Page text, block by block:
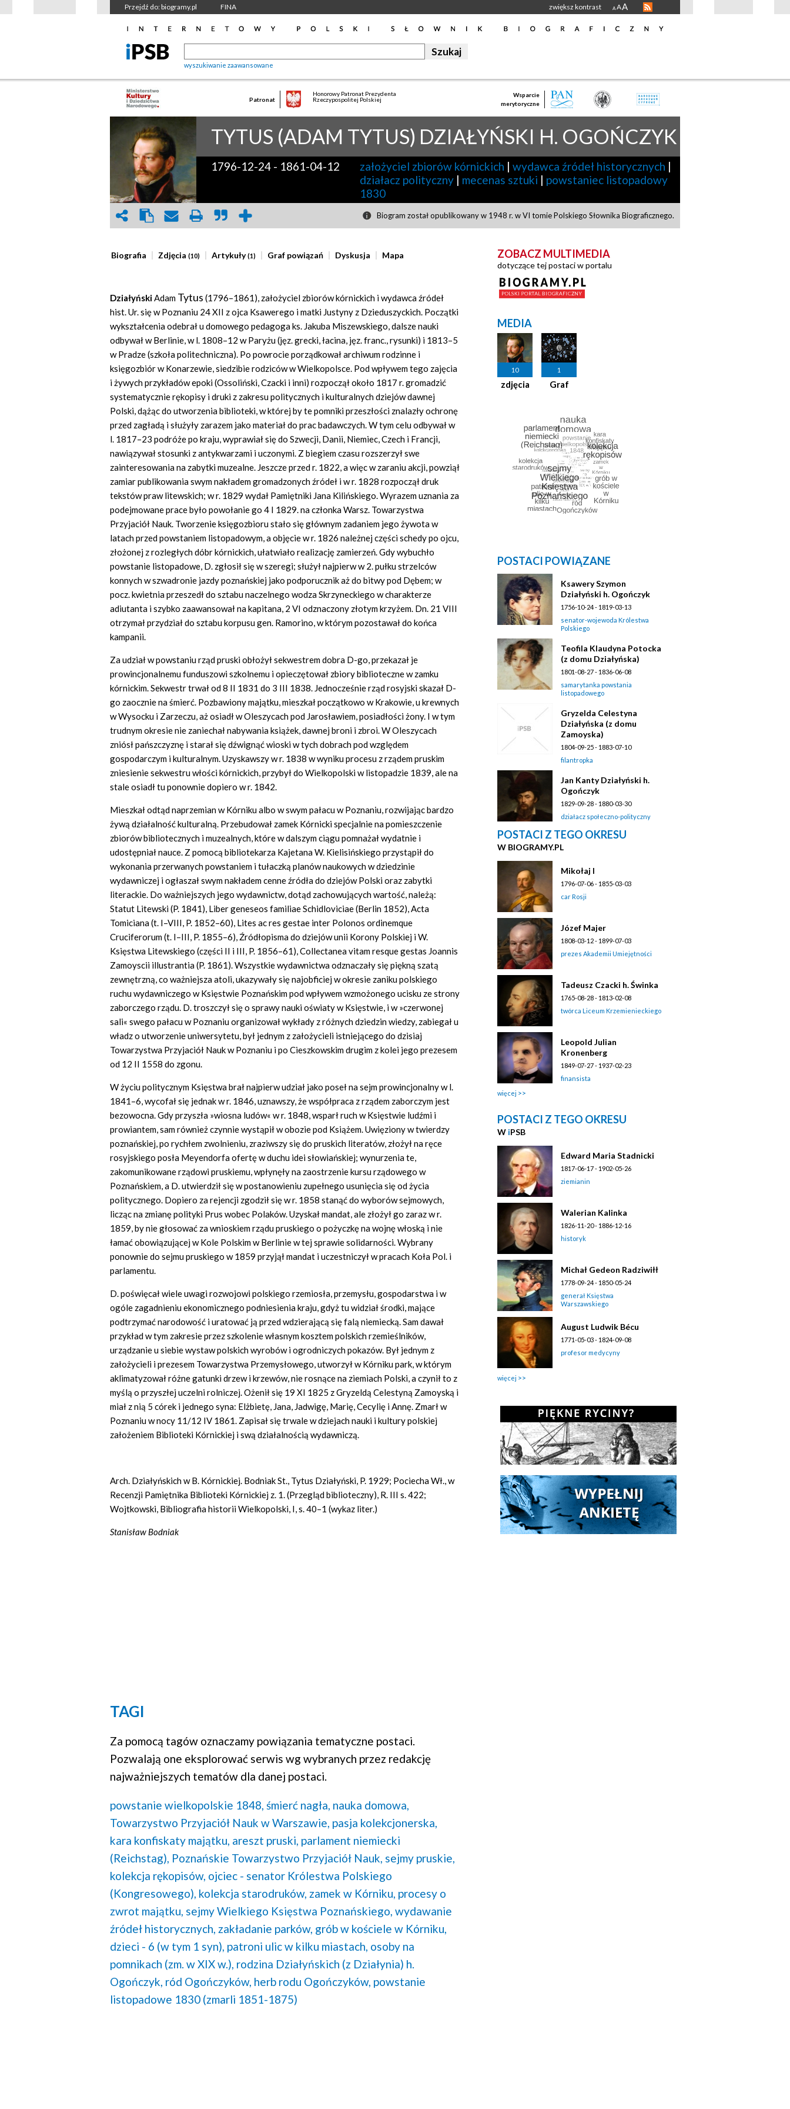
Przejdź do: biogramy.pl FINA zwiększ kontrast A AA
wyszukiwanie zaawansowane
Patronat
Honorowy Patronat Prezydenta
Rzeczypospolitej Polskiej
Wsparcie
merytoryczne
TYTUS (ADAM TYTUS) DZIAŁYŃSKI H. OGOŃCZYK
1796-12-24 - 1861-04-12 założyciel zbiorów kórnickich | wydawca źródeł historycznych |
działacz polityczny | mecenas sztuki | powstaniec listopadowy
1830
Biogram został opublikowany w 1948 r. w VI tomie Polskiego Słownika Biograficznego.
Biografia Zdjęcia(10) Artykuły(1) Graf powiązań Dyskusja Mapa
DziałyńskiAdam Tytus (1796–1861), założyciel zbiorów kórnickich i wydawca źródeł
hist. Ur. się w Poznaniu 24 XII z ojca Ksawerego i matki Justyny z Dzieduszyckich. Początki
wykształcenia odebrał u domowego pedagoga ks. Jakuba Miszewskiego, dalsze nauki
odbywał w Berlinie, w l. 1808–12 w Paryżu (jęz. grecki, łacina, jęz. franc., rysunki) i 1813–5
w Pradze (szkoła politechniczna). Po powrocie porządkował archiwum rodzinne i
księgozbiór w Konarzewie, siedzibie rodziców w Wielkopolsce. Pod wpływem tego zajęcia
i żywych przykładów epoki (Ossoliński, Czacki i inni) rozpoczął około 1817 r. gromadzić
systematycznie rękopisy i druki z zakresu politycznych i kulturalnych dziejów dawnej
Polski, dążąc do utworzenia biblioteki, w której by te pomniki przeszłości znalazły ochronę
przed zagładą i służyły zarazem jako materiał do prac badawczych. W tym celu odbywał w
l. 1817–23 podróże po kraju, wyprawiał się do Szwecji, Danii, Niemiec, Czech i Francji,
nawiązywał stosunki z antykwarzami i uczonymi. Z biegiem czasu rozszerzył swe
zainteresowania na zabytki muzealne. Jeszcze przed r. 1822, a więc w zaraniu akcji, powziął
zamiar publikowania swym nakładem gromadzonych źródeł i w r. 1828 rozpoczął druk
tekstów praw litewskich; w r. 1829 wydał Pamiętniki Jana Kilińskiego. Wyrazem uznania za
podejmowane prace było powołanie go 4 I 1829. na członka Warsz. Towarzystwa
Przyjaciół Nauk. Tworzenie księgozbioru stało się głównym zadaniem jego żywota w
latach przed powstaniem listopadowym, a objęcie w r. 1826 należnej części schedy po ojcu,
złożonej z rozległych dóbr kórnickich, ułatwiało realizację zamierzeń. Gdy wybuchło
powstanie listopadowe, D. zgłosił się w szeregi; służył najpierw w 2. pułku strzelców
konnych w szwadronie jazdy poznańskiej jako podporucznik aż do bitwy pod Dębem; w
pocz. kwietnia przeszedł do sztabu naczelnego wodza Skrzyneckiego w charakterze
adiutanta i szybko zaawansował na kapitana, 2 VI odznaczony złotym krzyżem. Dn. 21 VIII
otrzymał przydział do sztabu korpusu gen. Ramorino, w którym pozostawał do końca
kampanii.
Za udział w powstaniu rząd pruski obłożył sekwestrem dobra D-go, przekazał je
prowincjonalnemu funduszowi szkolnemu i opieczętował zbiory biblioteczne w zamku
kórnickim. Sekwestr trwał od 8 II 1831 do 3 III 1838. Jednocześnie rząd rosyjski skazał D-
go zaocznie na śmierć. Pozbawiony majątku, mieszkał początkowo w Krakowie, u krewnych
w Wysocku i Zarzeczu, aż osiadł w Oleszycach pod Jarosławiem, posiadłości żony. I w tym
trudnym okresie nie zaniechał nabywania książek, dawnej broni i zbroi. W Oleszycach
zniósł pańszczyznę i starał się dźwignąć wioski w tych dobrach pod względem
gospodarczym i kulturalnym. Uzyskawszy w r. 1838 w wyniku procesu z rządem pruskim
zniesienie sekwestru włości kórnickich, przybył do Wielkopolski w listopadzie 1839, ale na
stale osiadł tu ponownie dopiero w r. 1842.
Mieszkał odtąd naprzemian w Kórniku albo w swym pałacu w Poznaniu, rozwijając bardzo
żywą działalność kulturalną. Przebudował zamek Kórnicki specjalnie na pomieszczenie
zbiorów bibliotecznych i muzealnych, które w dalszym ciągu pomnażał wydatnie i
udostępniał nauce. Z pomocą bibliotekarza Kajetana W. Kielisińskiego przystąpił do
wykonania przerwanych powstaniem i tułaczką planów naukowych w dziedzinie
wydawniczej i ogłaszał swym nakładem cenne źródła do dziejów Polski oraz zabytki
literackie. Do ważniejszych jego wydawnictw, dotąd zachowujących wartość, należą:
Statut Litewski (P. 1841), Liber geneseos familiae Schidloviciae (Berlin 1852), Acta
Tomiciana (t. I–VIII, P. 1852–60), Lites ac res gestae inter Polonos ordinemque
Cruciferorum (t. I–III, P. 1855–6), Źródłopisma do dziejów unii Korony Polskiej i W.
Księstwa Litewskiego (części II i III, P. 1856–61), Collectanea vitam resque gestas Joannis
Zamoyscii illustrantia (P. 1861). Wszystkie wydawnictwa odznaczały się piękną szatą
zewnętrzną, co ważniejsza atoli, ukazywały się najobficiej w okresie zaniku polskiego
ruchu wydawniczego w Księstwie Poznańskim pod wpływem wzmożonego ucisku ze strony
zaborczego rządu. D. troszczył się o sprawy nauki oświaty w Księstwie, i w »czerwonej
sali« swego pałacu w Poznaniu organizował wykłady z różnych dziedzin wiedzy, zabiegał u
władz o utworzenie uniwersytetu, był jednym z założycieli istniejącego do dzisiaj
Towarzystwa Przyjaciół Nauk w Poznaniu i po Cieszkowskim drugim z kolei jego prezesem
od 12 II 1558 do zgonu.
W życiu politycznym Księstwa brał najpierw udział jako poseł na sejm prowincjonalny w l.
1841–6, wycofał się jednak w r. 1846, uznawszy, że współpraca z rządem zaborczym jest
bezowocna. Gdy przyszła »wiosna ludów« w r. 1848, wsparł ruch w Księstwie ludźmi i
prowiantem, sam również czynnie wystąpił w obozie pod Książem. Uwięziony w twierdzy
poznańskiej, po rychłem zwolnieniu, zraziwszy się do pruskich literatów, złożył na ręce
rosyjskiego posła Meyendorfa ofertę w duchu idei słowiańskiej; wynurzenia te,
zakomunikowane rządowi pruskiemu, wpłynęły na zaostrzenie kursu rządowego w
Poznańskiem, a D. utwierdził się w postanowieniu zupełnego usunięcia się od życia
politycznego. Dopiero za rejencji zgodził się w r. 1858 stanąć do wyborów sejmowych,
licząc na zmianę polityki Prus wobec Polaków. Uzyskał mandat, ale złożył go zaraz w r.
1859, by nie głosować za wnioskiem rządu pruskiego o pożyczkę na wojnę włoską i nie
łamać obowiązującej w Kole Polskim w Berlinie w tej sprawie solidarności. Wybrany
ponownie do sejmu pruskiego w 1859 przyjął mandat i uczestniczył w pracach Koła Pol. i
parlamentu.
D. poświęcał wiele uwagi rozwojowi polskiego rzemiosła, przemysłu, gospodarstwa i w
ogóle zagadnieniu ekonomicznego podniesienia kraju, gdyż tu widział środki, mające
podtrzymać narodowość i uratować ją przed wdzierającą się falą niemiecką. Sam dawał
przykład w tym zakresie przez szkolenie własnym kosztem polskich rzemieślników,
urządzanie u siebie wystaw polskich wyrobów i ogrodniczych pokazów. Był jednym z
założycieli i prezesem Towarzystwa Przemysłowego, utworzył w Kórniku park, w którym
aklimatyzował różne gatunki drzew i krzewów, nie rosnące na ziemiach Polski, a czynił to z
myślą o przyszłej uczelni rolniczej. Ożenił się 19 XI 1825 z Gryzeldą Celestyną Zamoyską i
miał z nią 5 córek i jednego syna: Elżbietę, Jana, Jadwigę, Marię, Cecylię i Annę. Zmarł w
Poznaniu w nocy 11/12 IV 1861. Zapisał się trwale w dziejach nauki i kultury polskiej
założeniem Biblioteki Kórnickiej i swą działalnością wydawniczą.
Arch. Działyńskich w B. Kórnickiej. Bodniak St., Tytus Działyński, P. 1929; Pociecha Wł., w
Recenzji Pamiętnika Biblioteki Kórnickiej z. 1. (Przegląd biblioteczny), R. III s. 422;
Wojtkowski, Bibliografia historii Wielkopolski, I, s. 40–1 (wykaz liter.)
Stanisław Bodniak
TAGI
Za pomocą tagów oznaczamy powiązania tematyczne postaci.
Pozwalają one eksplorować serwis wg wybranych przez redakcję
najważniejszych tematów dla danej postaci.
powstanie wielkopolskie 1848, śmierć nagła, nauka domowa,
Towarzystwo Przyjaciół Nauk w Warszawie, pasja kolekcjonerska,
kara konfiskaty majątku, areszt pruski, parlament niemiecki
(Reichstag), Poznańskie Towarzystwo Przyjaciół Nauk, sejmy pruskie,
kolekcja rękopisów, ojciec - senator Królestwa Polskiego
(Kongresowego), kolekcja starodruków, zamek w Kórniku, procesy o
zwrot majątku, sejmy Wielkiego Księstwa Poznańskiego, wydawanie
źródeł historycznych, zakładanie parków, grób w kościele w Kórniku,
dzieci - 6 (w tym 1 syn), patroni ulic w kilku miastach, osoby na
pomnikach (zm. w XIX w.), rodzina Działyńskich (z Działynia) h.
Ogończyk, ród Ogończyków, herb rodu Ogończyków, powstanie
listopadowe 1830 (zmarli 1851-1875)
ZOBACZ MULTIMEDIA
dotyczące tej postaci w portalu
MEDIA
10
zdjęcia
1
Graf
POSTACI POWIĄZANE
Ksawery Szymon
Działyński h. Ogończyk
1756-10-24 - 1819-03-13
senator-wojewoda Królestwa
Polskiego
Teofila Klaudyna Potocka
(z domu Działyńska)
1801-08-27 - 1836-06-08
samarytanka powstania
listopadowego
Gryzelda Celestyna
Działyńska (z domu
Zamoyska)
1804-09-25 - 1883-07-10
filantropka
Jan Kanty Działyński h.
Ogończyk
1829-09-28 - 1880-03-30
działacz społeczno-polityczny
POSTACI Z TEGO OKRESU
W BIOGRAMY.PL
Mikołaj I
1796-07-06 - 1855-03-03
car Rosji
Józef Majer
1808-03-12 - 1899-07-03
prezes Akademii Umiejętności
Tadeusz Czacki h. Świnka
1765-08-28 - 1813-02-08
twórca Liceum Krzemienieckiego
Leopold Julian
Kronenberg
1849-07-27 - 1937-02-23
finansista
więcej
POSTACI Z TEGO OKRESU
W iPSB
Edward Maria Stadnicki
1817-06-17 - 1902-05-26
ziemianin
Walerian Kalinka
1826-11-20 - 1886-12-16
historyk
Michał Gedeon Radziwiłł
1778-09-24 - 1850-05-24
generał Księstwa
Warszawskiego
August Ludwik Bécu
1771-05-03 - 1824-09-08
profesor medycyny
więcej